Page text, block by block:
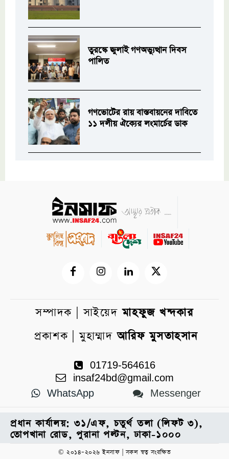
তুরস্কে জুলাই গণঅভ্যুত্থান দিবস
পালিত
গণভোটের রায় বাস্তবায়নের দাবিতে
১১ দলীয় ঐক্যের লংমার্চের ডাক
সম্পাদক | সাইয়েদমাহফুজ খন্দকার
প্রকাশক | মুহাম্মাদআরিফ মুসতাহসান
01719-564616
insaf24bd@gmail.com
WhatsApp
Messenger
প্রধান কার্যালয়: ৩১/এফ, চতুর্থ তলা (লিফট ৩),
তোপখানা রোড, পুরানা পল্টন, ঢাকা-১০০০
© ২০১৪–২০২৬ ইনসাফ | সকল স্বত্ব সংরক্ষিত